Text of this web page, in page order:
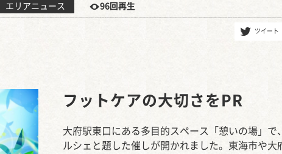
エリアニュース 96回再生
ツイート
フットケアの大切さをPR
大府駅東口にある多目的スペース「憩いの場」で
ルシェと題した催しが開かれました。東海市や大